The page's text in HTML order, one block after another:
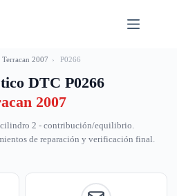
Terracan 2007 › P0266
DTC P0266
2007
cilindro 2 - contribución/equilibrio.
de reparación y verificación final.